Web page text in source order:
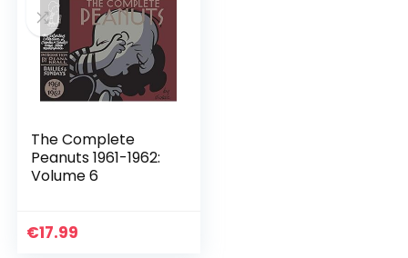
The Complete
Peanuts 1961-1962:
Volume 6
€17.99